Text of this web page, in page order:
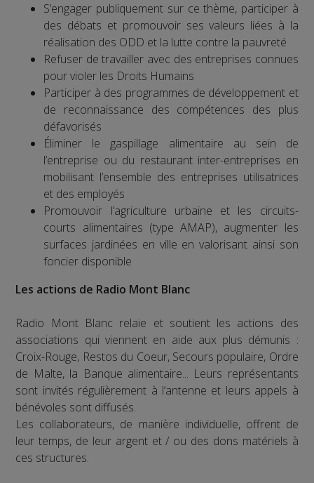
S’engager publiquement sur ce thème, participer à
des débats et promouvoir ses valeurs liées à la
réalisation des ODD et la lutte contre la pauvreté
Refuser de travailler avec des entreprises connues
pour violer les Droits Humains
Participer à des programmes de développement et
de reconnaissance des compétences des plus
défavorisés
Éliminer le gaspillage alimentaire au sein de
l’entreprise ou du restaurant inter-entreprises en
mobilisant l’ensemble des entreprises utilisatrices
et des employés
Promouvoir l’agriculture urbaine et les circuits-
courts alimentaires (type AMAP), augmenter les
surfaces jardinées en ville en valorisant ainsi son
foncier disponible
Les actions de Radio Mont Blanc
Radio Mont Blanc relaie et soutient les actions des
associations qui viennent en aide aux plus démunis :
Croix-Rouge, Restos du Coeur, Secours populaire, Ordre
de Malte, la Banque alimentaire... Leurs représentants
sont invités régulièrement à l’antenne et leurs appels à
bénévoles sont diffusés.
Les collaborateurs, de manière individuelle, offrent de
leur temps, de leur argent et / ou des dons matériels à
ces structures.